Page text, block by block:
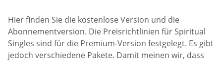
Hier finden Sie die kostenlose Version und die
Abonnementversion. Die Preisrichtlinien für Spiritual
Singles sind für die Premium-Version festgelegt. Es gibt
jedoch verschiedene Pakete. Damit meinen wir, dass